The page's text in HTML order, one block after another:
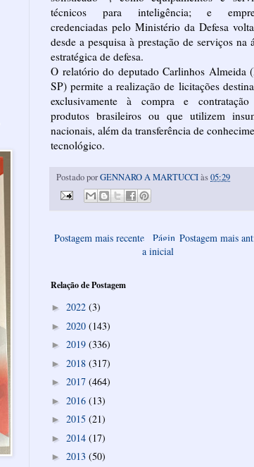
técnicos para inteligência; e
credenciadas pelo Ministério da Defesa
desde a pesquisa à prestação de serviços na
estratégica de defesa.
O relatório do deputado Carlinhos Almeida
SP) permite a realização de licitações
exclusivamente à compra e
produtos brasileiros ou que utilizem
nacionais, além da transferência de
tecnológico.
Postado porGENNARO A MARTUCCIàs05:29
Postagem mais recente Postagem mais
Págin
a inicial
Relação de Postagem
► 2022 (3)
► 2020 (143)
► 2019 (336)
► 2018 (317)
► 2017 (464)
► 2016 (13)
► 2015 (21)
► 2014 (17)
► 2013 (50)